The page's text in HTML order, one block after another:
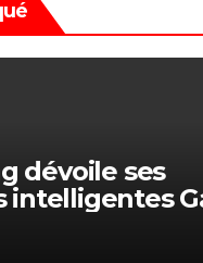
dévoile ses
intelligentes
Gemini